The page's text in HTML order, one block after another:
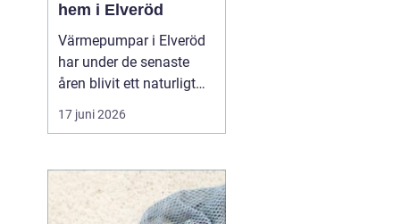
hem i Elveröd
Värmepumpar i Elveröd
har under de senaste
åren blivit ett naturligt
samtalsämne för
villaägare som vill
uppvärmningskostnader
med ett mer hållbart
energival. Många hus i
17 juni 2026